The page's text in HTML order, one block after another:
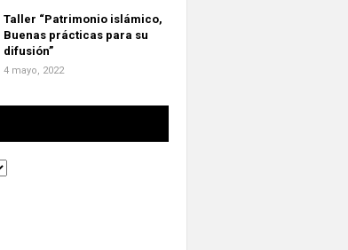
Taller “Patrimonio islámico,
Buenas prácticas para su
difusión”
4 mayo, 2022